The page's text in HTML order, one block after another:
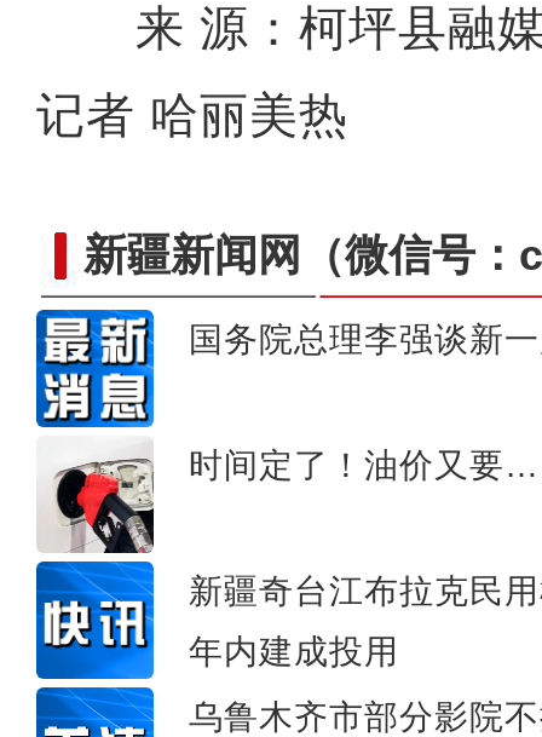
来 源：柯坪县融媒
记者 哈丽美热
新疆新闻网 （微信号
国务院总理李强谈新
时间定了！油价又要
新疆奇台江布拉克民
年内建成投用
乌鲁木齐市部分影院